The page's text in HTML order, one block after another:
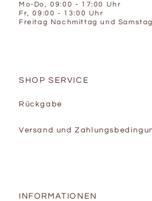
Mo-Do, 09:00 - 17:00 Uhr
Fr, 09:00 - 13:00 Uhr
Freitag Nachmittag und
SHOP SERVICE
Rückgabe
Versand und
INFORMATIONEN